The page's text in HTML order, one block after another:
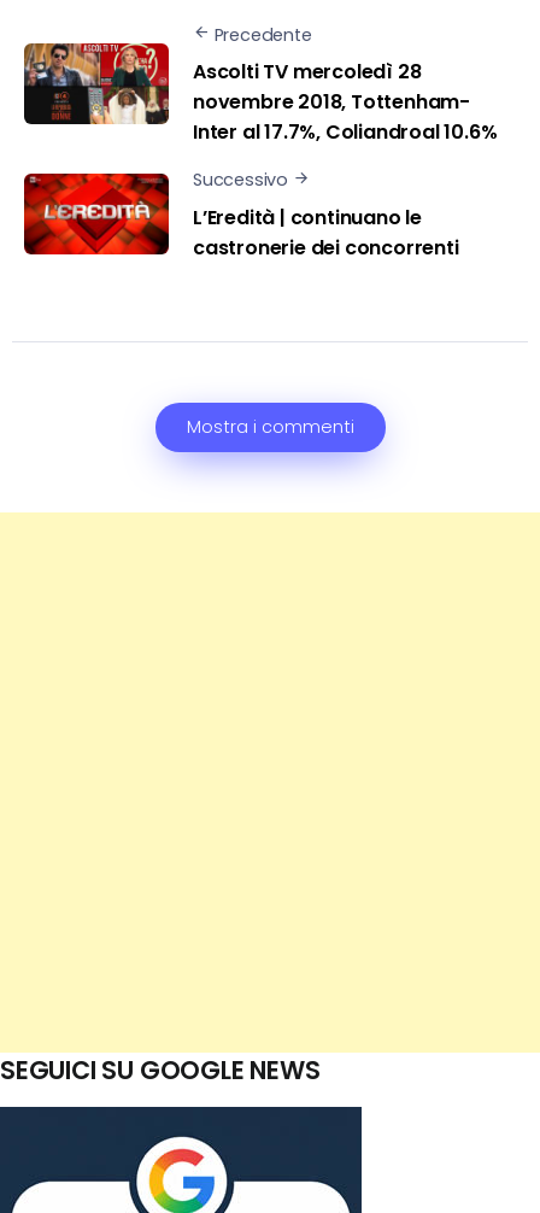
Precedente
Ascolti TV mercoledì 28
novembre 2018, Tottenham-
Inter al 17.7%, Coliandroal 10.6%
Successivo
L’Eredità | continuano le
castronerie dei concorrenti
Mostra i commenti
SEGUICI SU GOOGLE NEWS